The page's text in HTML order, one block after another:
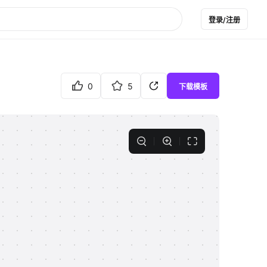
登录/注册
0 5 下载模板